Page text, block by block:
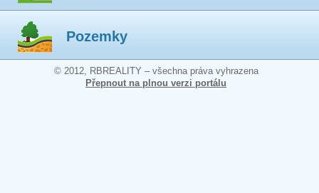
Pozemky
© 2012, RBREALITY – všechna práva vyhrazena
Přepnout na plnou verzi portálu